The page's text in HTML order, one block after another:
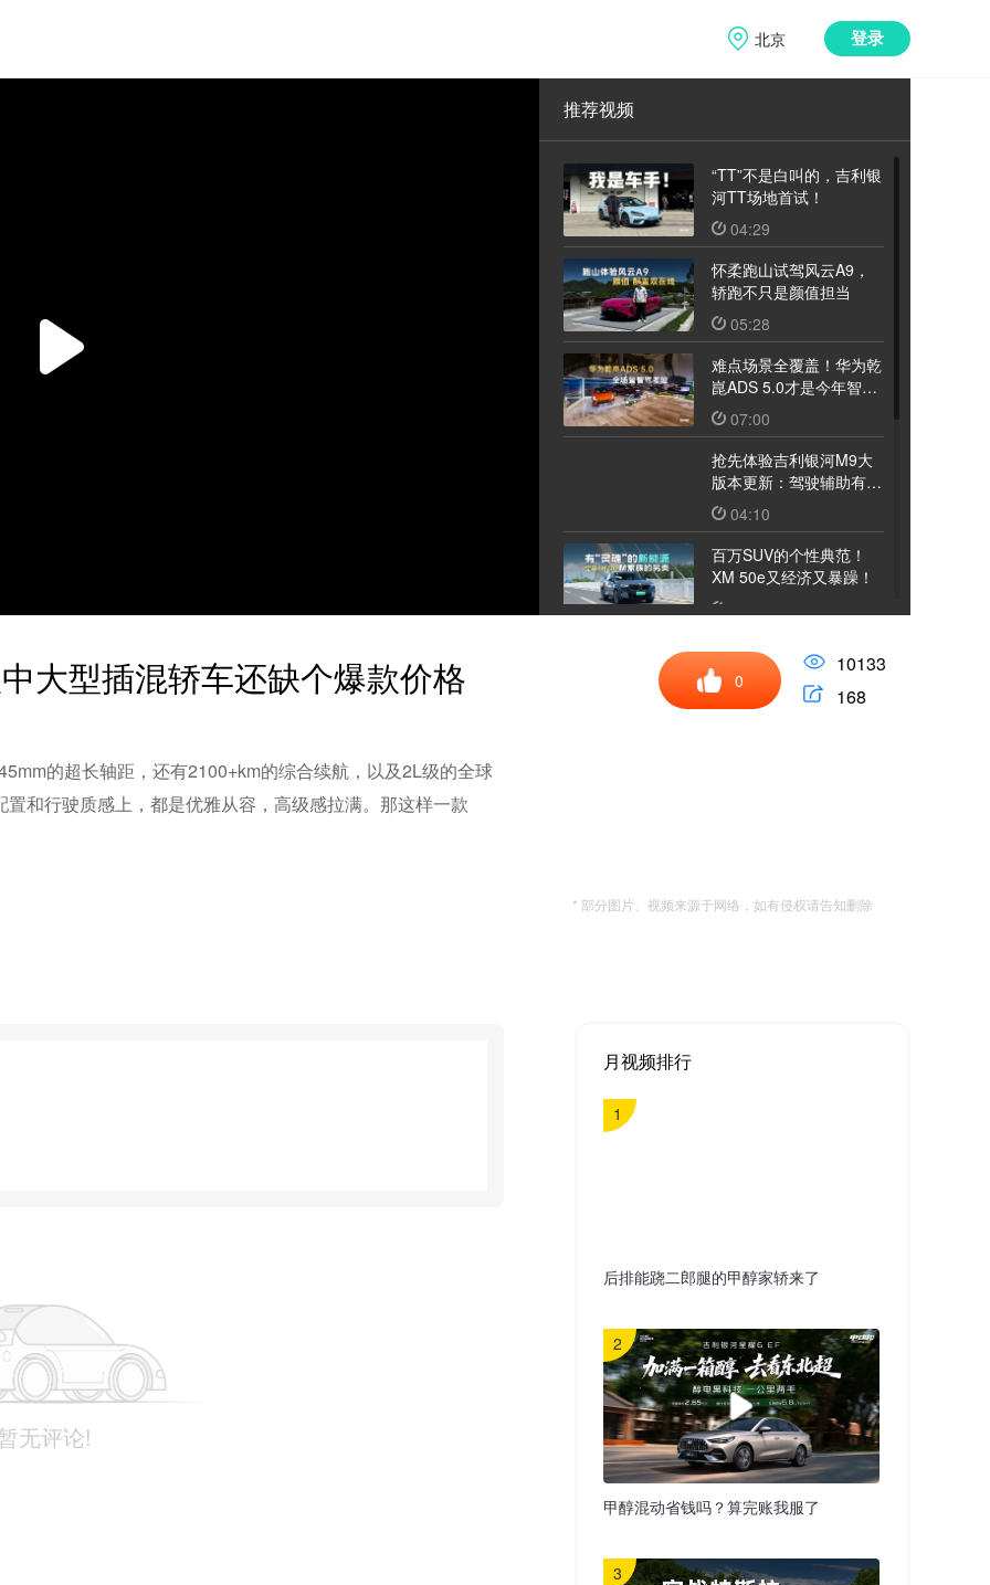
北京 登录
推荐视频
“TT”不是白叫的，吉利银
河TT场地首试！
04:29
怀柔跑山试驾风云A9，
轿跑不只是颜值担当
05:28
难点场景全覆盖！华为乾
崑ADS 5.0才是今年智驾
天花板07:00
抢先体验吉利银河M9大
版本更新：驾驶辅助有
如“穿针引线”？
04:10
百万SUV的个性典范！
XM 50e又经济又暴躁！
不与妖艳争春色，试驾全
新雷克萨斯ES
12:05
大型插混轿车还缺个爆款价格
的超长轴距，还有2100+km的综合续航，以及2L级的全球
和行驶质感上，都是优雅从容，高级感拉满。那这样一款
0
10133
168
* 部分图片、视频来源于网络，如有侵权请告知删除
无评论!
月视频排行
1
后排能跷二郎腿的甲醇家轿来了
2
甲醇混动省钱吗？算完账我服了
3